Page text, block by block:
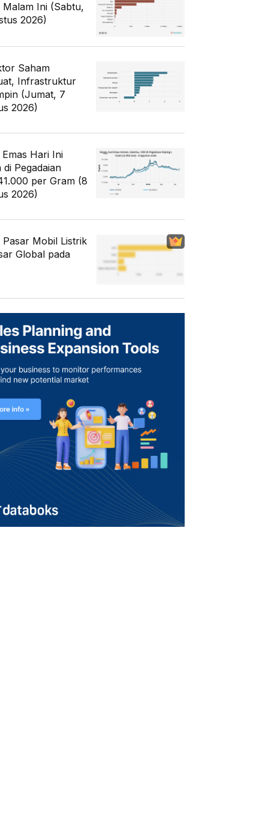
Malam Ini (Sabtu,
2026)
Saham
Infrastruktur
(Jumat, 7
2026)
Hari Ini
di Pegadaian
per Gram (8
2026)
Pasar Mobil Listrik
Global pada